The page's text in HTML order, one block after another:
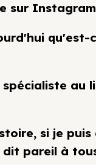
sur
qu'est-
au
si je puis
dit pareil à